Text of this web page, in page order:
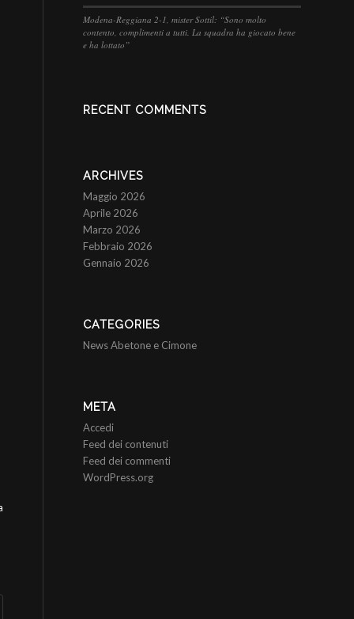
Modena-Reggiana 2-1, mister Sottil: “Sono molto
contento, complimenti a tutti. La squadra ha giocato bene
e ha lottato”
RECENT COMMENTS
ARCHIVES
Maggio 2026
Aprile 2026
Marzo 2026
Febbraio 2026
Gennaio 2026
CATEGORIES
News Abetone e Cimone
META
Accedi
Feed dei contenuti
Feed dei commenti
WordPress.org